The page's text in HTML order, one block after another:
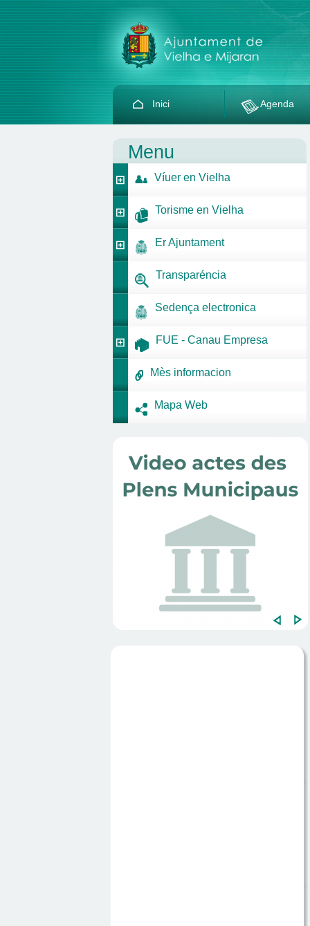
Inici Agenda
Menu
Víuer en Vielha
Torisme en Vielha
Er Ajuntament
Transparéncia
Sedença electronica
FUE - Canau Empresa
Mès informacion
Mapa Web